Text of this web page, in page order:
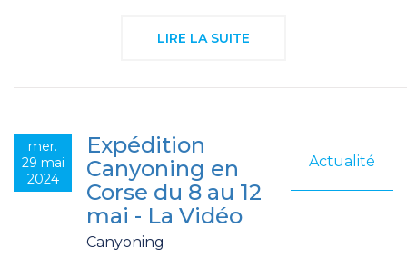
LIRE LA SUITE
mer.
29 mai
2024
Actualité
Expédition
Canyoning en
Corse du 8 au 12
mai - La Vidéo
Canyoning